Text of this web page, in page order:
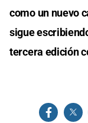
como un nuevo
sigue
tercera edición